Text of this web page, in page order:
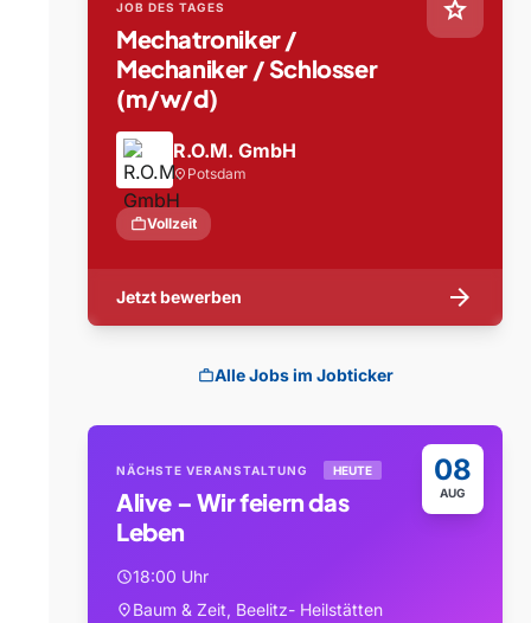
star
JOB DES TAGES
Mechatroniker /
Mechaniker / Schlosser
(m/w/d)
R.O.M. GmbH
location_on Potsdam
workVollzeit
Jetzt bewerben arrow_forward
workAlle Jobs im Jobticker
08
AUG
NÄCHSTE VERANSTALTUNG HEUTE
Alive – Wir feiern das
Leben
schedule18:00 Uhr
location_onBaum & Zeit, Beelitz- Heilstätten